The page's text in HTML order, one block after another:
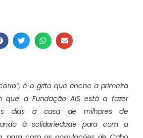
é o grito que enche a primeira
que a Fundação AIS está a fazer
dias a casa de milhares de
à solidariedade para com a